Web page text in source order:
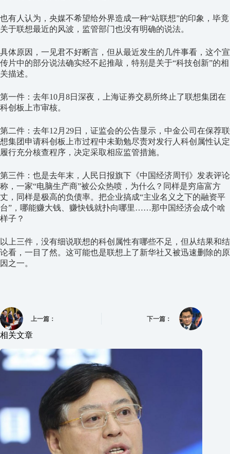
也有人认为，央媒不希望给外界造成一种“站联想”的印象，毕竟
关于联想最近的风波，监管部门也没有明确的说法。
具体原因，一见君不好断言，但从最近发生的几件事看，这个宣
传片中的部分说法确实经不起推敲，特别是关于“科技创新”的相
关描述。
第一件：去年10月8日深夜，上海证券交易所终止了联想集团在
科创板上市审核。
第二件：去年12月29日，证监会的公告显示，中金公司在保荐联
想集团申请科创板上市过程中未勤勉尽责对发行人科创属性认定
履行充分核查程序，决定采取相应监管措施。
第三件：也是去年末，人民日报旗下《中国经济周刊》发表评论
称，一家“电脑生产商”被公众热喷，为什么？同样是穷庙富方
丈，同样是极高的负债率。把企业搞成“主业名义之下的融资平
台”，哪能赚大钱、赚快钱就扑向哪里……那中国经济会成个啥
样子？
以上三件，没有细说联想的科创属性有哪些不足，但从结果和结
论看，一目了然。这可能也是联想上了新华社又被迅速删除的原
因之一。
上一篇： 下一篇：
相关文章